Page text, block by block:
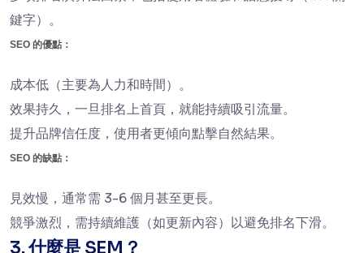
鍵字）。
SEO 的優點：
成本低（主要為人力和時間）。
效果持久，一旦排名上首頁，就能持續吸引流量。
提升品牌信任度，使用者更傾向點擊自然結果。
SEO 的缺點：
見效慢，通常需 3-6 個月甚至更長。
競爭激烈，需持續維護（如更新內容）以避免排名下滑。
3. 什麼是 SEM？